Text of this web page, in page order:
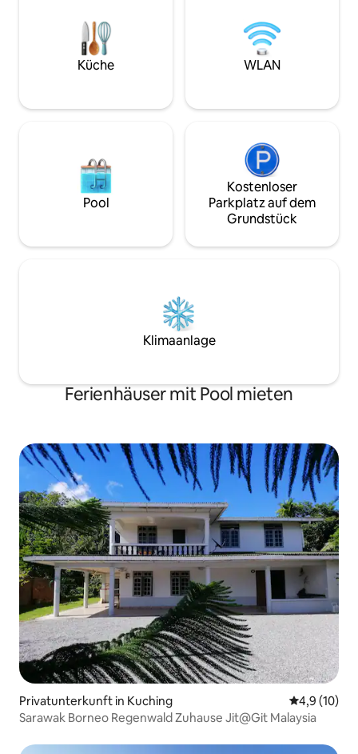
ersten Stock des Marktes befinden sich
Lebensmittelstände, an denen du lokale
Speisen von Kuching finden kannst. Und
im Erdgeschoss befindet sich der Wet
Stadt, wie der
Darul Hana
Cultures
Vielzahl von
Flusskreuzfahrt
Küche WLAN
Pool
Kostenloser
Parkplatz auf dem
Grundstück
Klimaanlage
Ferienhäuser mit Pool mieten
Privatunterkunft in Kuching
4,9 (10)
Sarawak Borneo Regenwald Zuhause Jit@Git Malaysia